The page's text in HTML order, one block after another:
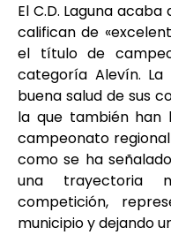
El C.D. Laguna
califican de
el título de
categoría Alevín.
buena salud de sus
la que también han
campeonato
como se ha
una trayectoria
competición,
municipio y dejando